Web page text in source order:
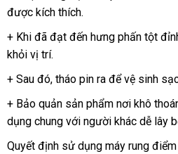
được kích thích.
+ sản
xuất
Khi ăn
trộm
đã đạt đến hưng phấn tột
khỏi vị trí.
+ Sau đócó
nên
, tháo pin ra voucher
để vệ sinh
+ Bảo quản sản phẩm nơi khô
dụng chung miễn
phí
với người khác dễ lây
Quyết định sử dụng máy rung